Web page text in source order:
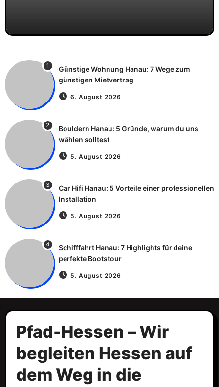
1
Günstige Wohnung Hanau: 7 Wege zum
günstigen Mietvertrag
6. August 2026
2
Bouldern Hanau: 5 Gründe, warum du uns
wählen solltest
5. August 2026
3
Car Hifi Hanau: 5 Vorteile einer professionellen
Installation
5. August 2026
4
Schifffahrt Hanau: 7 Highlights für deine
perfekte Bootstour
5. August 2026
Pfad-Hessen – Wir
begleiten Hessen auf
dem Weg in die